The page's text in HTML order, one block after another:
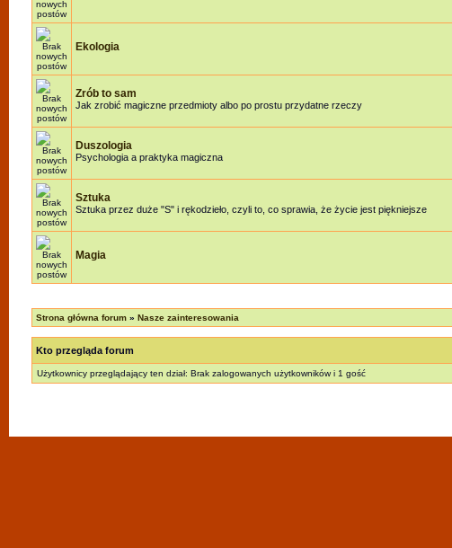
Ekologia
Zrób to sam
Jak zrobić magiczne przedmioty albo po prostu przydatne rzeczy
Duszologia
Psychologia a praktyka magiczna
Sztuka
Sztuka przez duże "S" i rękodzieło, czyli to, co sprawia, że życie jest piękniejsze
Magia
Strona główna forum » Nasze zainteresowania
Kto przegląda forum
Użytkownicy przeglądający ten dział: Brak zalogowanych użytkowników i 1 gość